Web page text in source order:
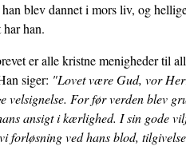
blev dannet i mors liv, og
han.
er alle kristne menigheder til
siger: "Lovet være Gud, vor
velsignelse. For før verden blev
ansigt i kærlighed. I sin gode
forløsning ved hans blod,